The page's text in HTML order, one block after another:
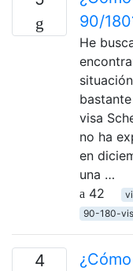
90/
He
visa
no ha
en
una …
42
90-180-
4